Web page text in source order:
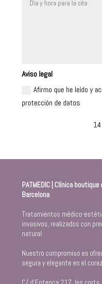
Aviso legal
Afirmo que he leído y
protección de datos
PATMEDIC | Clínica
Barcelona
Tratamientos médico-
invasivos, realizados con
natural.
Nuestro compromiso es
segura y elegante en el